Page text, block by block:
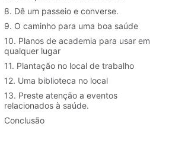
8. Dê um passeio e converse.
9. O caminho para uma boa saúde
10. Planos de academia para usar em
qualquer lugar
11. Plantação no local de trabalho
12. Uma biblioteca no local
13. Preste atenção a eventos
relacionados à saúde.
Conclusão